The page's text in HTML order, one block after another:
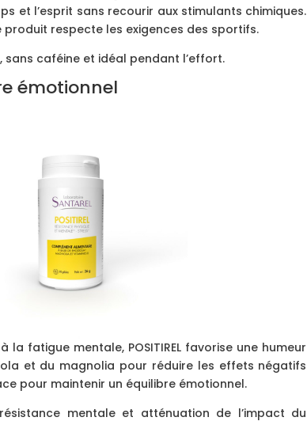
et l’esprit sans recourir aux stimulants chimiques.
produit respecte les exigences des sportifs.
sans caféine et idéal pendant l’effort.
émotionnel
fatigue mentale, POSITIREL favorise une humeur
et du magnolia pour réduire les effets négatifs
pour maintenir un équilibre émotionnel.
mentale et atténuation de l’impact du